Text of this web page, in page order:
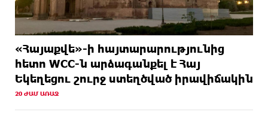
«Հայաքվե»-ի հայտարարությունից
հետո WCC-ն արձագանքել է Հայ
Եկեղեցու շուրջ ստեղծված իրավիճակին
20 ԺԱՄ ԱՌԱՋ